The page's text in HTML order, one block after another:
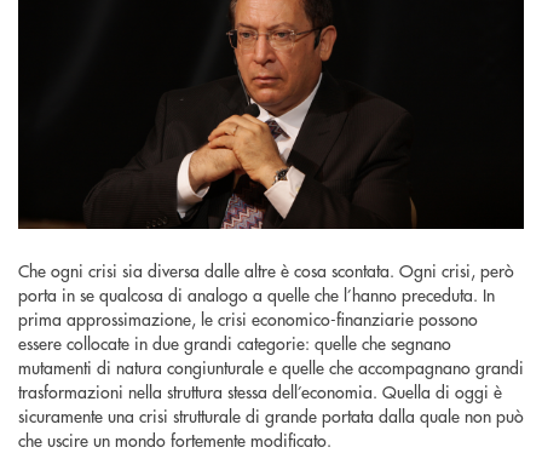
Che ogni crisi sia diversa dalle altre è cosa scontata. Ogni crisi, però
porta in se qualcosa di analogo a quelle che l’hanno preceduta. In
prima approssimazione, le crisi economico-finanziarie possono
essere collocate in due grandi categorie: quelle che segnano
mutamenti di natura congiunturale e quelle che accompagnano grandi
trasformazioni nella struttura stessa dell’economia. Quella di oggi è
sicuramente una crisi strutturale di grande portata dalla quale non può
che uscire un mondo fortemente modificato.